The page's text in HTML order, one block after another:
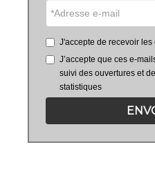
J'accepte de recevoir
J’accepte que ces e-
suivi des ouvertures et
statistiques